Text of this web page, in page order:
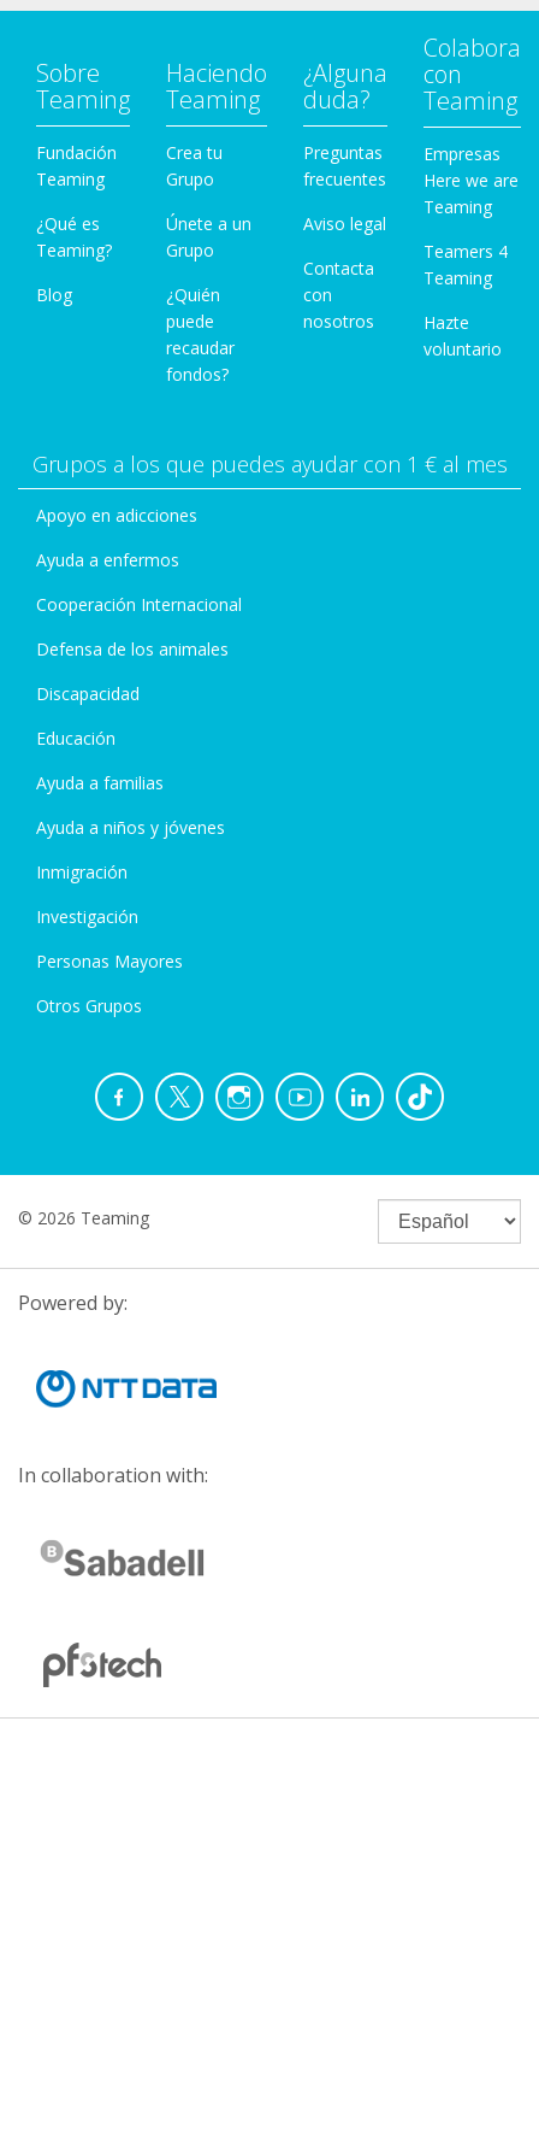
Sobre
Teaming
Fundación
Teaming
¿Qué es
Teaming?
Blog
Haciendo
Teaming
Crea tu
Grupo
Únete a un
Grupo
¿Quién
puede
recaudar
fondos?
¿Alguna
duda?
Preguntas
frecuentes
Aviso legal
Contacta
con
nosotros
Colabora
con
Teaming
Empresas
Here we are
Teaming
Teamers 4
Teaming
Hazte
voluntario
Grupos a los que puedes ayudar con 1 € al mes
Apoyo en adicciones
Ayuda a enfermos
Cooperación Internacional
Defensa de los animales
Discapacidad
Educación
Ayuda a familias
Ayuda a niños y jóvenes
Inmigración
Investigación
Personas Mayores
Otros Grupos
© 2026 Teaming
Powered by:
In collaboration with: